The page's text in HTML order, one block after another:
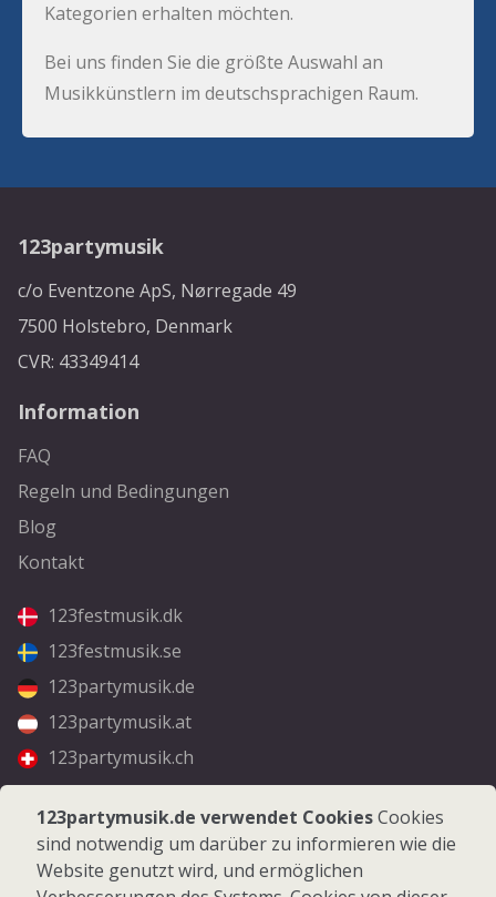
Kategorien erhalten möchten.
Bei uns finden Sie die größte Auswahl an
Musikkünstlern im deutschsprachigen Raum.
123partymusik
c/o Eventzone ApS, Nørregade 49
7500 Holstebro, Denmark
CVR: 43349414
Information
FAQ
Regeln und Bedingungen
Blog
Kontakt
123festmusik.dk
123festmusik.se
123partymusik.de
123partymusik.at
123partymusik.ch
Folgen Sie uns
Facebook
Instagram
123partymusik.de verwendet CookiesCookies
sind notwendig um darüber zu informieren wie die
Website genutzt wird, und ermöglichen